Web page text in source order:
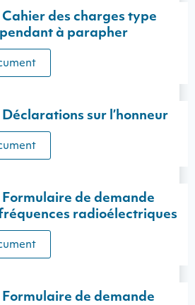
des charges type
à parapher
sur l’honneur
de demande
radioélectriques
de demande